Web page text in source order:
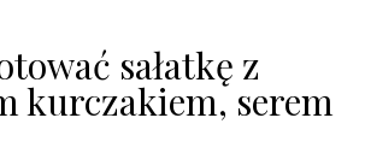
sałatkę z
kurczakiem, serem